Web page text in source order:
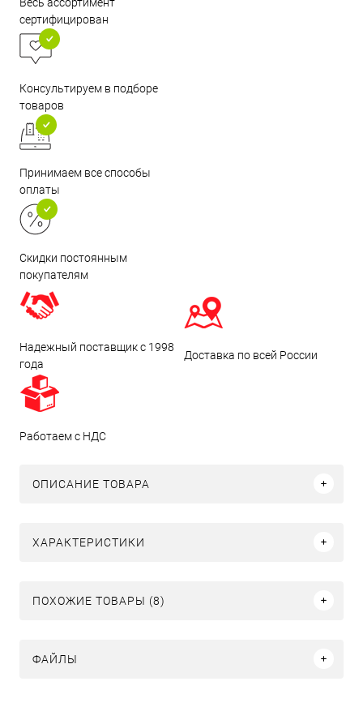
сертифицирован
Консультируем в подборе
товаров
Принимаем все способы
оплаты
Скидки постоянным
покупателям
Надежный поставщик с 1998
года
Доставка по всей России
Работаем с НДС
ОПИСАНИЕ ТОВАРА
ХАРАКТЕРИСТИКИ
ПОХОЖИЕ ТОВАРЫ (8)
ФАЙЛЫ